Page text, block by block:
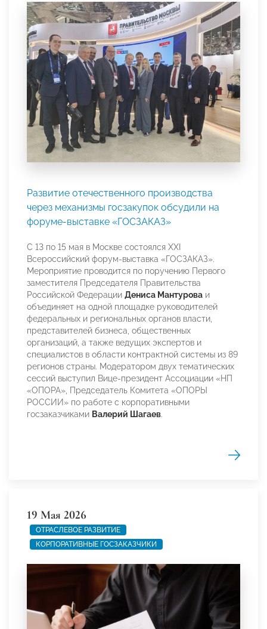
Развитие отечественного производства
через механизмы госзакупок обсудили на
форуме-выставке «ГОСЗАКАЗ»
С 13 по 15 мая в Москве состоялся XXI
Всероссийский форум-выставка «ГОСЗАКАЗ».
Мероприятие проводится по поручению Первого
заместителя Председателя Правительства
Российской Федерации Дениса Мантурова и
объединяет на одной площадке руководителей
федеральных и региональных органов власти,
представителей бизнеса, общественных
организаций, а также ведущих экспертов и
специалистов в области контрактной системы из 89
регионов страны. Модератором двух тематических
сессий выступил Вице-президент Ассоциации «НП
«ОПОРА», Председатель Комитета «ОПОРЫ
РОССИИ» по работе с корпоративными
госзаказчиками Валерий Шагаев.
19 Мая 2026
ОТРАСЛЕВОЕ РАЗВИТИЕ
КОРПОРАТИВНЫЕ ГОСЗАКАЗЧИКИ